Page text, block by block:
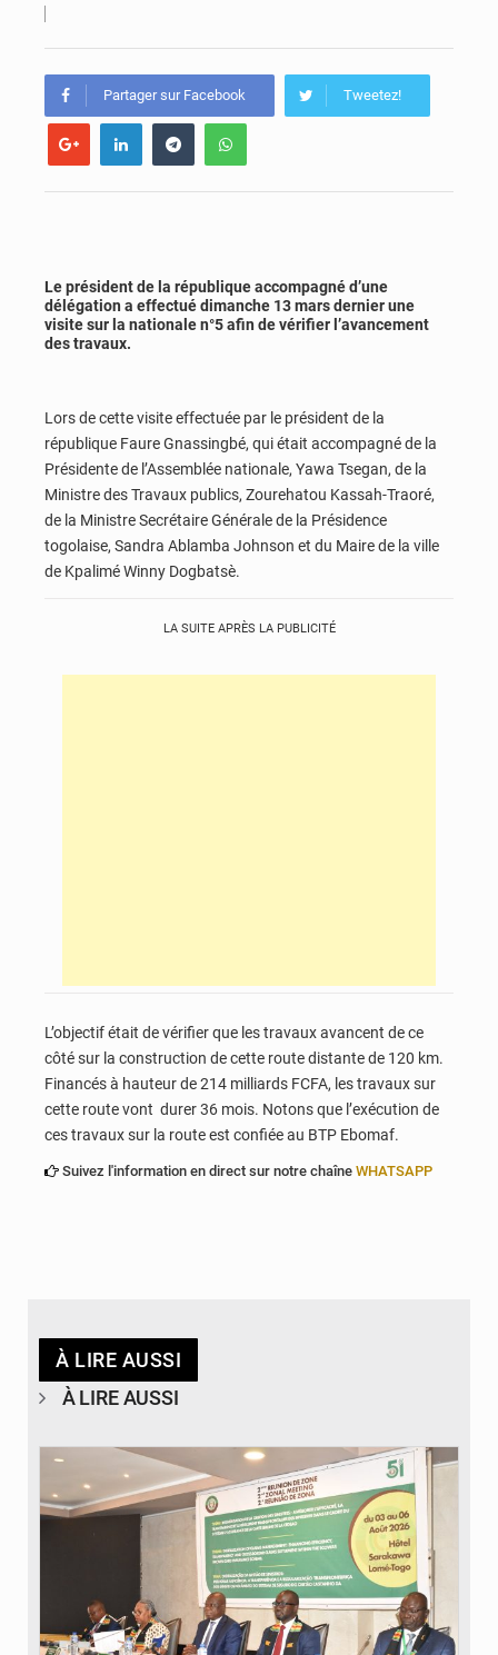
Partager sur Facebook Tweetez!
Le président de la république accompagné d’une
délégation a effectué dimanche 13 mars dernier une
visite sur la nationale n°5 afin de vérifier l’avancement
des travaux.
Lors de cette visite effectuée par le président de la
république Faure Gnassingbé, qui était accompagné de la
Présidente de l’Assemblée nationale, Yawa Tsegan, de la
Ministre des Travaux publics, Zourehatou Kassah-Traoré,
de la Ministre Secrétaire Générale de la Présidence
togolaise, Sandra Ablamba Johnson et du Maire de la ville
de Kpalimé Winny Dogbatsè.
LA SUITE APRÈS LA PUBLICITÉ
L’objectif était de vérifier que les travaux avancent de ce
côté sur la construction de cette route distante de 120 km.
Financés à hauteur de 214 milliards FCFA, les travaux sur
cette route vont durer 36 mois. Notons que l’exécution de
ces travaux sur la route est confiée au BTP Ebomaf.
Suivez l'information en direct sur notre chaîne WHATSAPP
À LIRE AUSSI
À LIRE AUSSI